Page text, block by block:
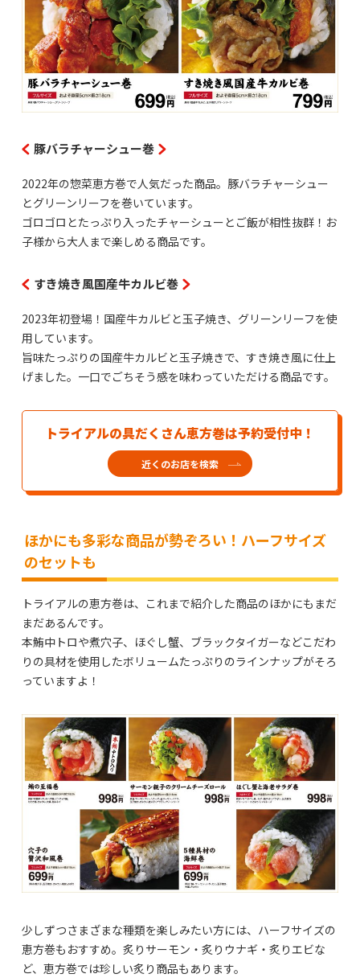
豚バラチャーシュー巻
2022年の惣菜恵方巻で人気だった商品。豚バラチャーシュー
とグリーンリーフを巻いています。
ゴロゴロとたっぷり入ったチャーシューとご飯が相性抜群！お
子様から大人まで楽しめる商品です。
すき焼き風国産牛カルビ巻
2023年初登場！国産牛カルビと玉子焼き、グリーンリーフを使
用しています。
旨味たっぷりの国産牛カルビと玉子焼きで、すき焼き風に仕上
げました。一口でごちそう感を味わっていただける商品です。
トライアルの具だくさん恵方巻は予約受付中！
近くのお店を検索
ほかにも多彩な商品が勢ぞろい！ハーフサイズ
のセットも
トライアルの恵方巻は、これまで紹介した商品のほかにもまだ
まだあるんです。
本鮪中トロや煮穴子、ほぐし蟹、ブラックタイガーなどこだわ
りの具材を使用したボリュームたっぷりのラインナップがそろ
っていますよ！
少しずつさまざまな種類を楽しみたい方には、ハーフサイズの
恵方巻もおすすめ。炙りサーモン・炙りウナギ・炙りエビな
ど、恵方巻では珍しい炙り商品もあります。